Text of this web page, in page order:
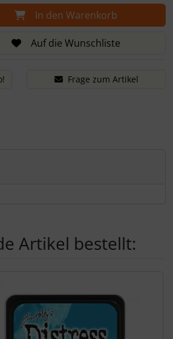
In den Warenkorb
Auf die Wunschliste
Frage zum Artikel
Artikel bestellt: